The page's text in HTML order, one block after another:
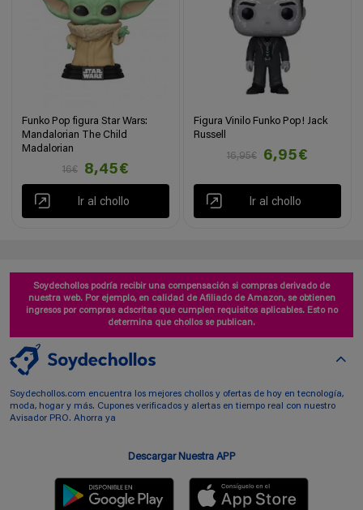
Funko Pop figura Star Wars:
Mandalorian The Child
Madalorian
16€
8,45€
Ir al chollo
Figura Vinilo Funko Pop! Jack
Russell
16,95€
6,95€
Ir al chollo
Soydechollos podría recibir una compensación si compras derivado de
nuestra web. Por ejemplo, en calidad de Afiliado de Amazon, se obtienen
ingresos por compras adscritas que cumplen requisitos aplicables. Esto no
determina que chollos se publican.
Soydechollos.com encuentra los mejores chollos y ofertas de hoy en tecnología,
moda, hogar y más. Cupones verificados y alertas en tiempo real con nuestro
Avisador PRO. Ahorra ya
Descargar Nuestra APP